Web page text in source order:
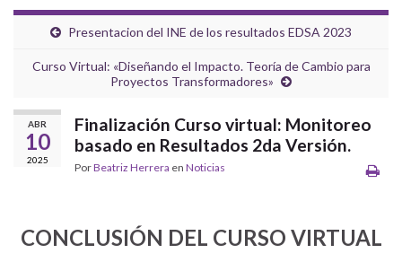
Presentacion del INE de los resultados EDSA 2023
Curso Virtual: «Diseñando el Impacto. Teoría de Cambio para
Proyectos Transformadores»
ABR
10
2025
Finalización Curso virtual: Monitoreo
basado en Resultados 2da Versión.
PorBeatriz Herrera en Noticias
CONCLUSIÓN DEL CURSO VIRTUAL